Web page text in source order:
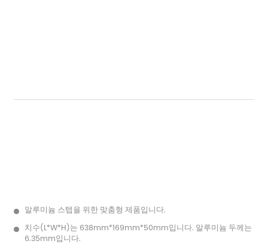
알루미늄 스텝을 위한 맞춤형 제품입니다.
치수(L*W*H)는 638mm*169mm*50mm입니다. 알루미늄 두께는
6.35mm입니다.